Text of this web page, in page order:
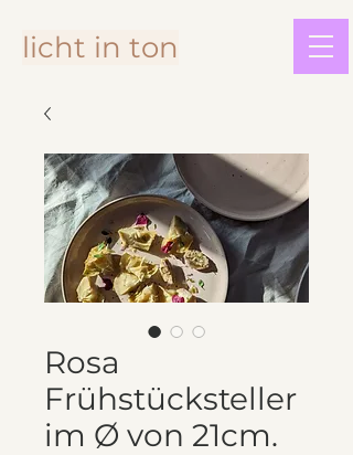
licht in ton
Rosa
Frühstücksteller
im Ø von 21cm.